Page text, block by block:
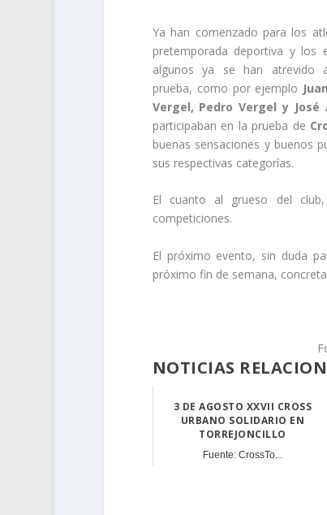
Ya han comenzado para los
pretemporada deportiva y los
algunos ya se han atrevido
prueba, como por ejemplo
Vergel, Pedro Vergel y José
participaban en la prueba de
buenas sensaciones y buenos
sus respectivas categorías.
El cuanto al grueso del
competiciones.
El próximo evento, sin duda
próximo fin de semana,
NOTICIAS
3 DE AGOSTO XXVII CROSS
URBANO SOLIDARIO EN
TORREJONCILLO
Fuente: CrossTo...